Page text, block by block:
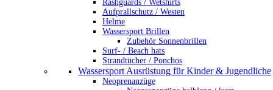
Rashguards / Wetshirts
Aufprallschutz / Westen
Helme
Wassersport Brillen
Zubehör Sonnenbrillen
Surf- / Beach hats
Strandtücher / Ponchos
Wassersport Ausrüstung für Kinder & Jugendliche
Neoprenanzüge